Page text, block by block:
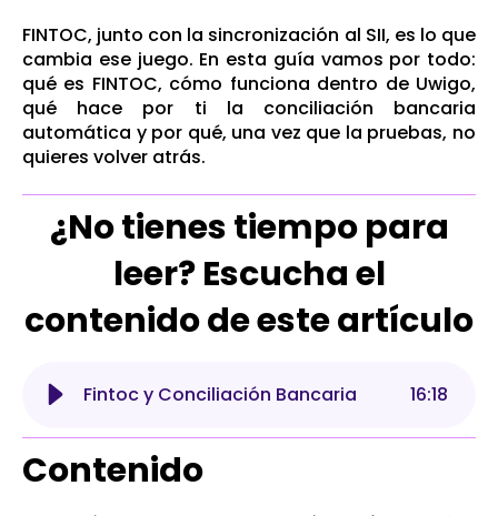
FINTOC, junto con la sincronización al SII, es lo que
cambia ese juego. En esta guía vamos por todo:
qué es FINTOC, cómo funciona dentro de Uwigo,
qué hace por ti la conciliación bancaria
automática y por qué, una vez que la pruebas, no
quieres volver atrás.
¿No tienes tiempo para
leer? Escucha el
contenido de este artículo
Fintoc y Conciliación Bancaria 16:18
Contenido